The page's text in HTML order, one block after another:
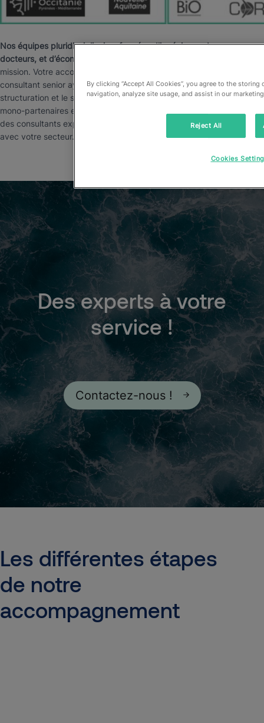
Nos équipes pluridisciplinaires formées d’ingénieurs, de
docteurs, et d’économistes,
mission. Votre accompagnement sera assuré par un
consultant senior ayant une longue expérience dans la
structuration et le suivi de projets européens et nationaux,
mono-partenaires et collaboratifs. Il sera secondé par un ou
des consultants expérimentés, spécialistes techniques en lien
avec votre secteur.
Des experts à votre
service !
Contactez-nous !
Les différentes étapes
de notre
accompagnement
By clicking “Accept All Cookies”, you agree to the
navigation, analyze site usage, and assist in our
Reject All
Cookies